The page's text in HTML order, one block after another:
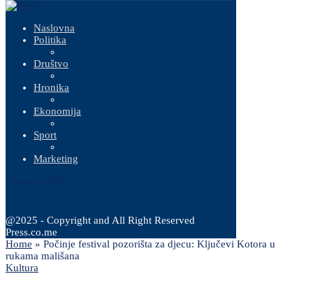
Naslovna
Politika
Društvo
Hronika
Ekonomija
Sport
Marketing
@2025 - Copyright and All Right Reserved
Press.co.me
Home » Počinje festival pozorišta za djecu: Ključevi Kotora u
rukama mališana
Kultura